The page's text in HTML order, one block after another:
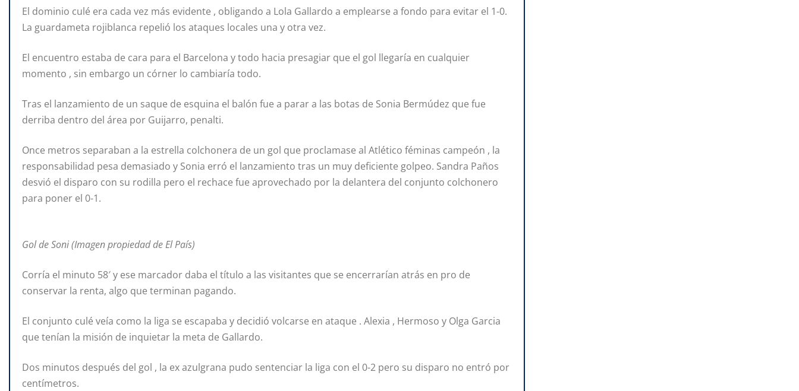
El dominio culé era cada vez más evidente , obligando a Lola Gallardo a emplearse a fondo para evitar el 1-0.
La guardameta rojiblanca repelió los ataques locales una y otra vez.
El encuentro estaba de cara para el Barcelona y todo hacia presagiar que el gol llegaría en cualquier
momento , sin embargo un córner lo cambiaría todo.
Tras el lanzamiento de un saque de esquina el balón fue a parar a las botas de Sonia Bermúdez que fue
derriba dentro del área por Guijarro, penalti.
Once metros separaban a la estrella colchonera de un gol que proclamase al Atlético féminas campeón , la
responsabilidad pesa demasiado y Sonia erró el lanzamiento tras un muy deficiente golpeo. Sandra Paños
desvió el disparo con su rodilla pero el rechace fue aprovechado por la delantera del conjunto colchonero
para poner el 0-1.
Gol de Soni (Imagen propiedad de El País)
Corría el minuto 58′ y ese marcador daba el título a las visitantes que se encerrarían atrás en pro de
conservar la renta, algo que terminan pagando.
El conjunto culé veía como la liga se escapaba y decidió volcarse en ataque . Alexia , Hermoso y Olga Garcia
que tenían la misión de inquietar la meta de Gallardo.
Dos minutos después del gol , la ex azulgrana pudo sentenciar la liga con el 0-2 pero su disparo no entró por
centímetros.